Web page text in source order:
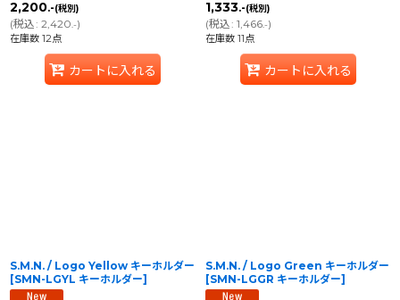
2,200.-(税別)
(税込: 2,420.-)
在庫数 12点
カートに入れる
1,333.-(税別)
(税込: 1,466.-)
在庫数 11点
カートに入れる
S.M.N. / Logo Yellow キーホルダー
[SMN-LGYL キーホルダー]
S.M.N. / Logo Green キーホルダー
[SMN-LGGR キーホルダー]